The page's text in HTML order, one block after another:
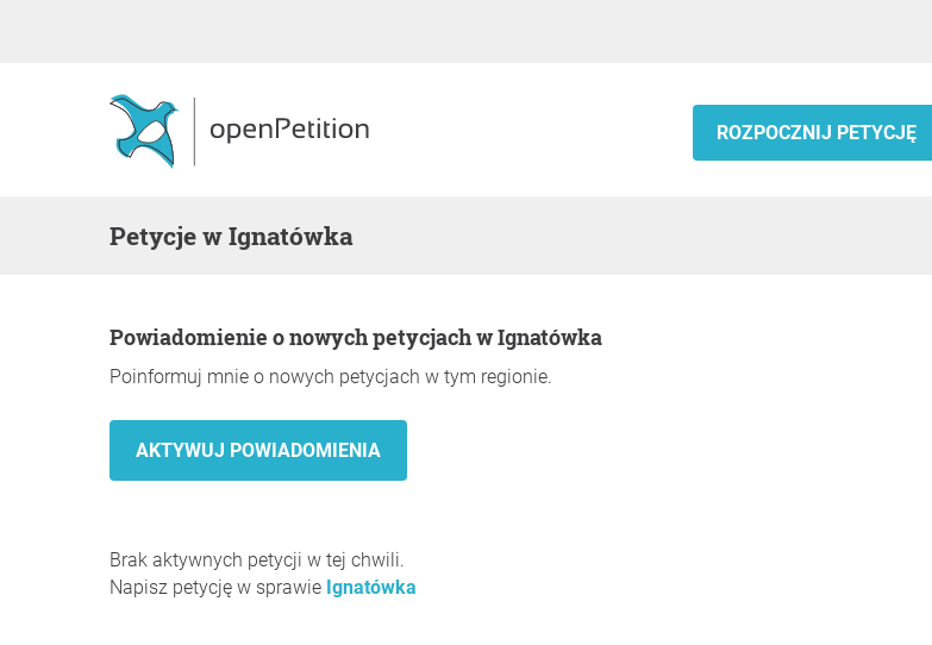
ROZPOCZNIJ PETYCJĘ
Petycje w Ignatówka
Powiadomienie o nowych petycjach w Ignatówka
Poinformuj mnie o nowych petycjach w tym regionie.
Brak aktywnych petycji w tej chwili.
Napisz petycję w sprawie Ignatówka